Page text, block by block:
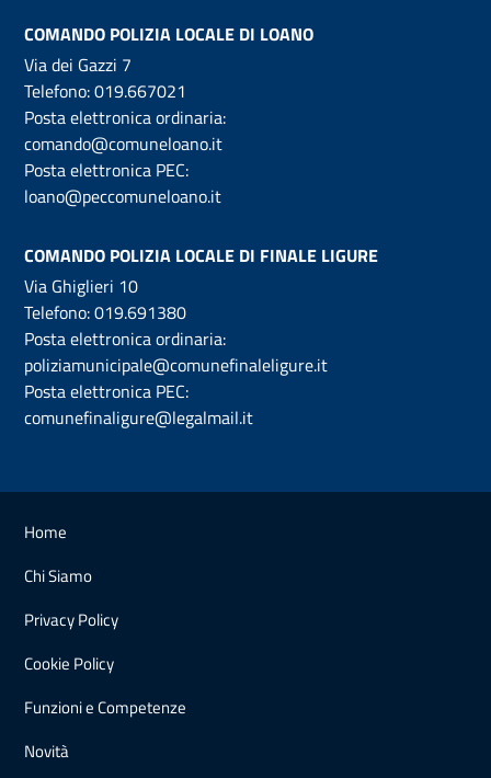
COMANDO POLIZIA LOCALE DI LOANO
Via dei Gazzi 7
Telefono:019.667021
Posta elettronica ordinaria:
comando@comuneloano.it
Posta elettronica PEC:
loano@peccomuneloano.it
COMANDO POLIZIA LOCALE DI FINALE LIGURE
Via Ghiglieri 10
Telefono:019.691380
Posta elettronica ordinaria:
poliziamunicipale@comunefinaleligure.it
Posta elettronica PEC:
comunefinaligure@legalmail.it
Home
Chi Siamo
Privacy Policy
Cookie Policy
Funzioni e Competenze
Novità